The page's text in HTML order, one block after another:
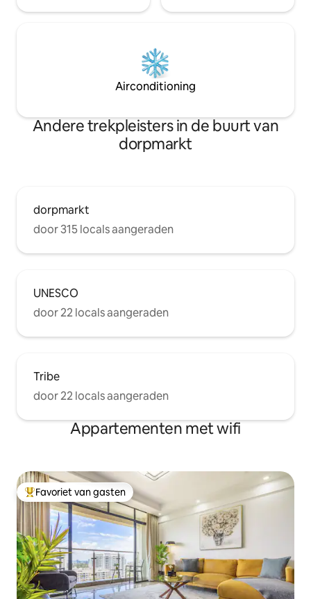
Airconditioning
Andere trekpleisters in de buurt van
dorpmarkt
dorpmarkt
door 315 locals aangeraden
UNESCO
door 22 locals aangeraden
Tribe
door 22 locals aangeraden
Appartementen met wifi
Topfavoriet van gasten
Favoriet van gasten